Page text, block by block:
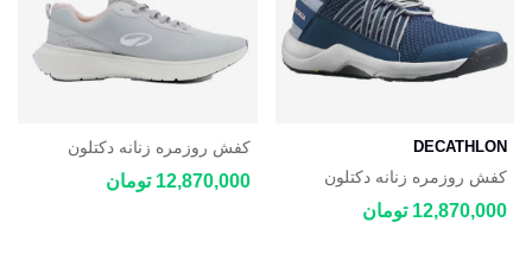
DECATHLON
کفش روزمره زنانه دکتلون
DECATHLON NH500 Fresh
12,870,000 تومان
کفش روزمره زنانه دکتلون
DECATHLON JOGFLOW
12,870,000 تومان